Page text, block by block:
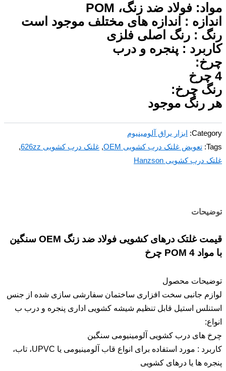
مواد: فولاد ضد زنگ، POM
اندازه : اندازه های مختلف موجود است
رنگ : رنگ اصلی فلزی
کاربرد : پنجره و درب
چرخ:
4 چرخ
رنگ چرخ:
هر رنگ موجود
Category:
ابزار یراق آلومینیوم
Tags: تعویض غلتک درب کشویی OEM , غلتک درب کشویی 626zz
,
غلتک درب کشویی Hanzson
توضیحات
قیمت غلتک درهای کشویی فولاد ضد زنگ OEM سنگین
با مواد POM 4 چرخ
توضیحات محصول
لوازم جانبی سخت افزاری ساختمان سفارشی سازی شده از جنس
استنلس استیل قابل تنظیم شیشه کشویی اداری پنجره و درب ب
انواع:
چرخ های درب کشویی آلومینیومی سنگین
کاربرد : مورد استفاده برای انواع قاب آلومینیومی یا UPVC، تاب،
پنجره ها یا درهای کشویی